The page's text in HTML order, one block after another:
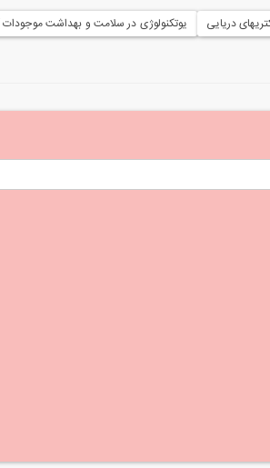
دریایی یوتکنولوژی در سلامت و بهداشت موجودات